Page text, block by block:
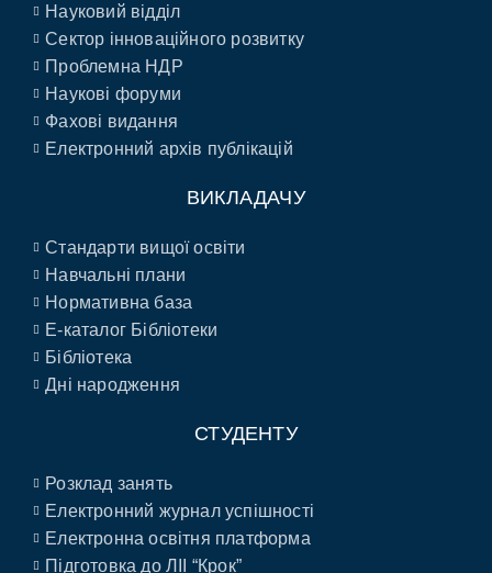
Науковий відділ
Сектор інноваційного розвитку
Проблемна НДР
Наукові форуми
Фахові видання
Електронний архів публікацій
ВИКЛАДАЧУ
Стандарти вищої освіти
Навчальні плани
Нормативна база
E-каталог Бібліотеки
Бібліотека
Дні народження
СТУДЕНТУ
Розклад занять
Електронний журнал успішності
Електронна освітня платформа
Підготовка до ЛІІ “Крок”